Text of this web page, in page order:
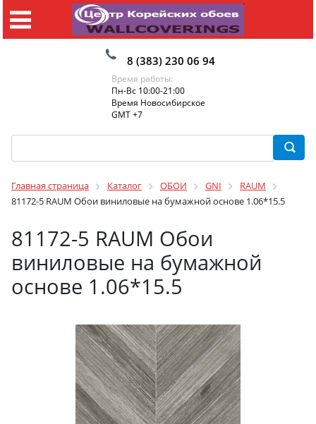
8 (383) 230 06 94
Время работы:
Пн-Вс 10:00-21:00
Время Новосибирское
GMT +7
Главная страница Каталог ОБОИ GNI
RAUM
81172-5 RAUM Обои виниловые на бумажной основе 1.06*15.5
81172-5 RAUM Обои
виниловые на бумажной
основе 1.06*15.5